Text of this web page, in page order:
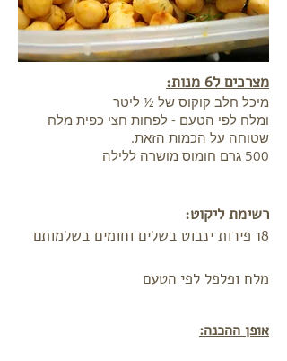
מצרכים ל6 מנות:
מיכל חלב קוקוס של ½ ליטר
ומלח לפי הטעם - לפחות חצי כפית מלח
שטוחה על הכמות הזאת.
500 גרם חומוס מושרה ללילה
רשימת ליקוט:
18 פירות ינבוט בשלים וחומים בשלמותם
מלח ופלפל לפי הטעם
אופן ההכנה: